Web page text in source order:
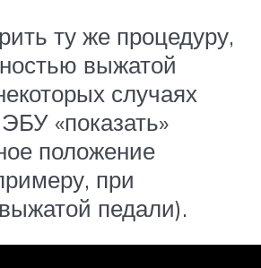
ту же процедуру,
выжатой
случаях
«показать»
положение
при
педали).